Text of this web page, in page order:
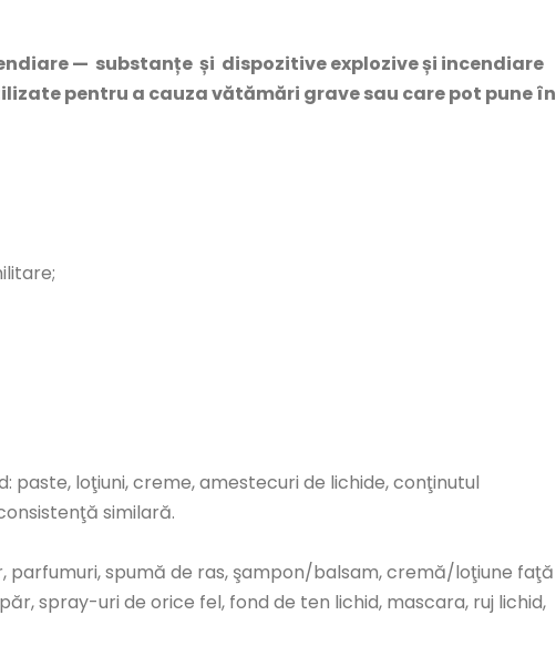
— substanțe și dispozitive explozive și incendiare
pentru a cauza vătămări grave sau care pot pune în
paste, loţiuni, creme, amestecuri de lichide, conţinutul
similară.
parfumuri, spumă de ras, şampon/balsam, cremă/loţiune faţă
spray-uri de orice fel, fond de ten lichid, mascara, ruj lichid,